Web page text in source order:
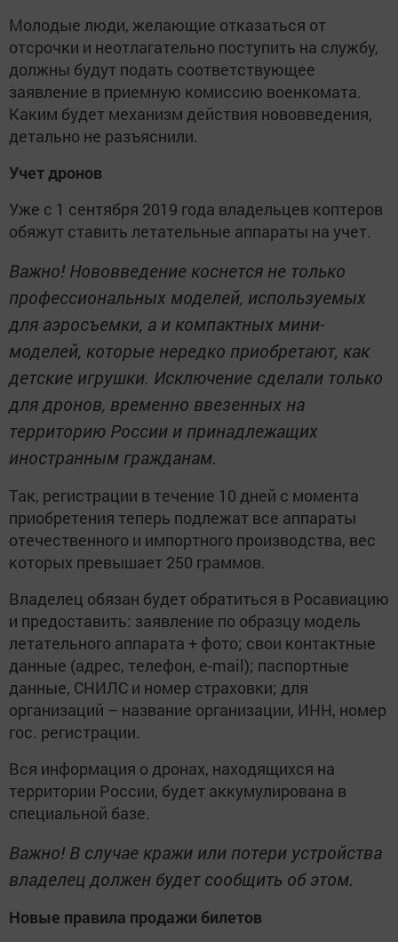
Молодые люди, желающие отказаться от
отсрочки и неотлагательно поступить на службу,
должны будут подать соответствующее
заявление в приемную комиссию военкомата.
Каким будет механизм действия нововведения,
детально не разъяснили.
Учет дронов
Уже с 1 сентября 2019 года владельцев коптеров
обяжут ставить летательные аппараты на учет.
Важно! Нововведение коснется не только
профессиональных моделей, используемых
для аэросъемки, а и компактных мини-
моделей, которые нередко приобретают, как
детские игрушки. Исключение сделали только
для дронов, временно ввезенных на
территорию России и принадлежащих
иностранным гражданам.
Так, регистрации в течение 10 дней с момента
приобретения теперь подлежат все аппараты
отечественного и импортного производства, вес
которых превышает 250 граммов.
Владелец обязан будет обратиться в Росавиацию
и предоставить: заявление по образцу модель
летательного аппарата + фото; свои контактные
данные (адрес, телефон, e-mail); паспортные
данные, СНИЛС и номер страховки; для
организаций – название организации, ИНН, номер
гос. регистрации.
Вся информация о дронах, находящихся на
территории России, будет аккумулирована в
специальной базе.
Важно! В случае кражи или потери устройства
владелец должен будет сообщить об этом.
Новые правила продажи билетов